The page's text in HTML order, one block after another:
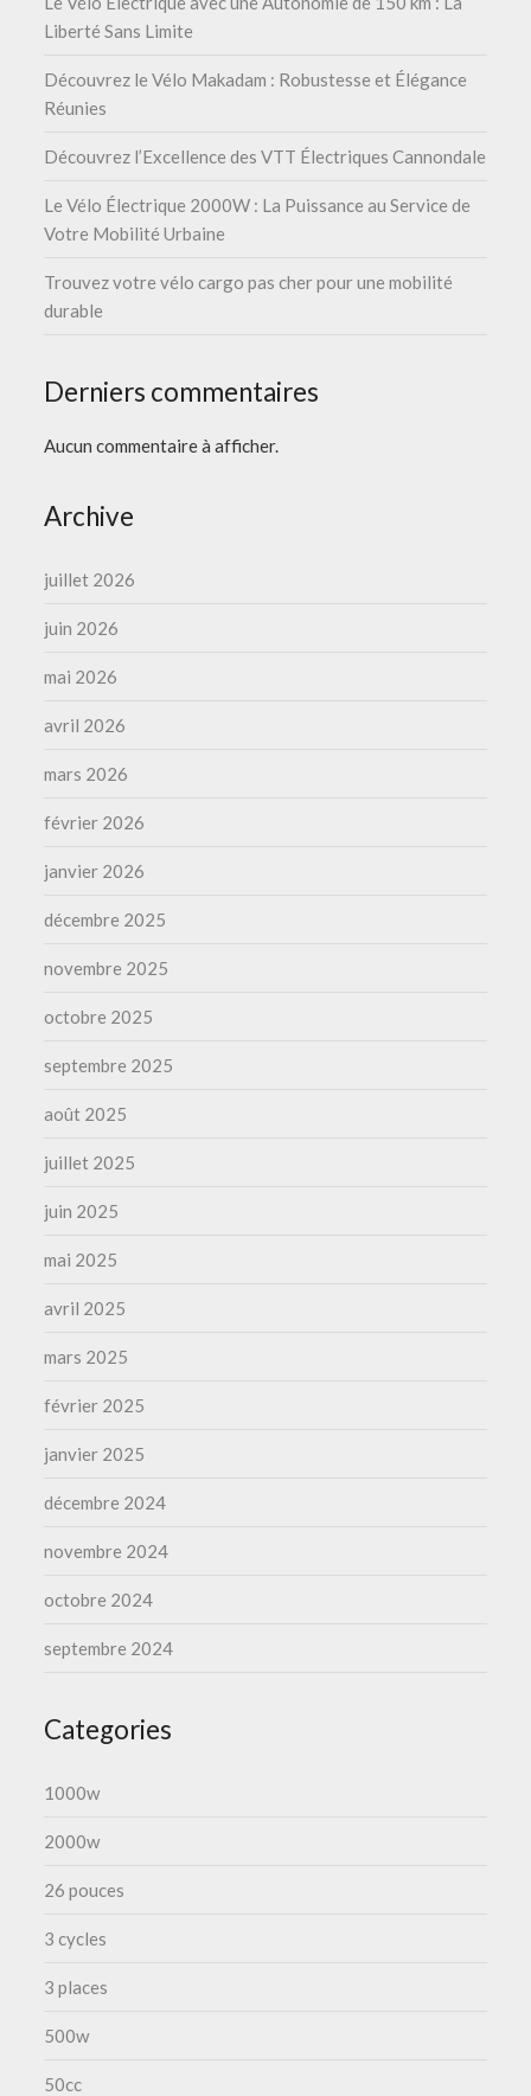
Liberté Sans Limite
Découvrez le Vélo Makadam : Robustesse et Élégance
Réunies
Découvrez l’Excellence des VTT Électriques Cannondale
Le Vélo Électrique 2000W : La Puissance au Service de
Votre Mobilité Urbaine
Trouvez votre vélo cargo pas cher pour une mobilité
durable
Derniers commentaires
Aucun commentaire à afficher.
Archive
juillet 2026
juin 2026
mai 2026
avril 2026
mars 2026
février 2026
janvier 2026
décembre 2025
novembre 2025
octobre 2025
septembre 2025
août 2025
juillet 2025
juin 2025
mai 2025
avril 2025
mars 2025
février 2025
janvier 2025
décembre 2024
novembre 2024
octobre 2024
septembre 2024
Categories
1000w
2000w
26 pouces
3 cycles
3 places
500w
50cc